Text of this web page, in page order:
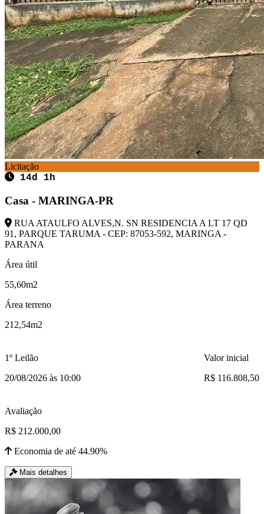
Licitação
14d 1h
Casa - MARINGA-PR
RUA ATAULFO ALVES,N. SN RESIDENCIA A LT 17 QD
91, PARQUE TARUMA - CEP: 87053-592, MARINGA -
PARANA
Área útil
55,60m2
Área terreno
212,54m2
1º Leilão
20/08/2026 às 10:00
Valor inicial
R$ 116.808,50
Avaliação
R$ 212.000,00
Economia de até 44.90%
Mais detalhes